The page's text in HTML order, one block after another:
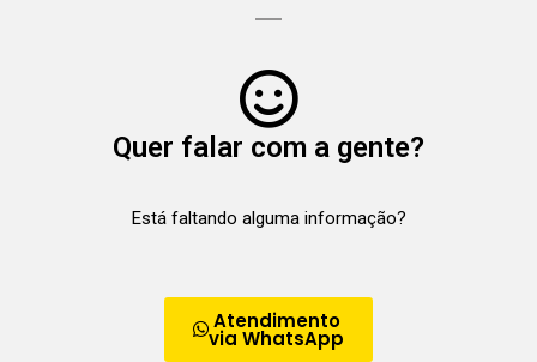
Quer falar com a gente?
Está faltando alguma informação?
Atendimento
via WhatsApp